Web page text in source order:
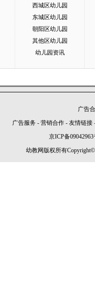
西城区幼儿园
东城区幼儿园
朝阳区幼儿园
其他区幼儿园
幼儿园资讯
广告
广告服务 - 营销合作 - 友情链接
京ICP备09042963
幼教网版权所有